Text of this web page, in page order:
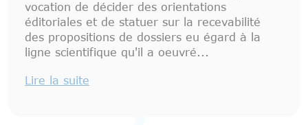
vocation de décider des orientations
éditoriales et de statuer sur la recevabilité
des propositions de dossiers eu égard à la
ligne scientifique qu'il a oeuvré...
Lire la suite